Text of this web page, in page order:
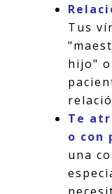
Tus
hijo"
Te
o con
una